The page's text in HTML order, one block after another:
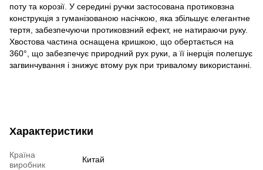
поту та корозії. У середині ручки застосована протиковзна
конструкція з гуманізованою насічкою, яка збільшує елегантне
тертя, забезпечуючи протиковзний ефект, не натираючи руку.
Хвостова частина оснащена кришкою, що обертається на
360°, що забезпечує природний рух руки, а її інерція полегшує
загвинчування і знижує втому рук при тривалому використанні.
Характеристики
Країна
виробник
Китай